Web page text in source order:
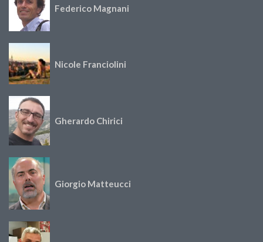
Federico Magnani
Nicole Franciolini
Gherardo Chirici
Giorgio Matteucci